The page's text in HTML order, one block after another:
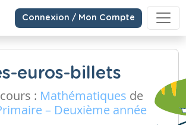
Connexion / Mon Compte
euros-billets
: Mathématiques de
– Deuxième année